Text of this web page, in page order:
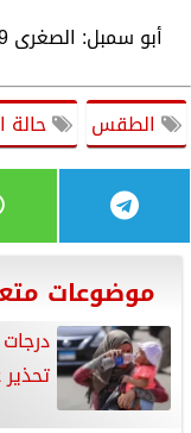
​أبو سمبل: الصغرى 29 والعظمى 44.
الطقس
موضوعات